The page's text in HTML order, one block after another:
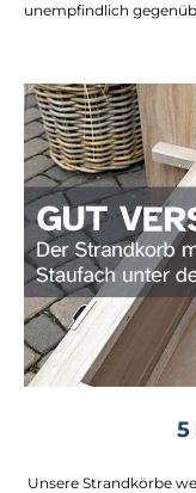
unempfindlich
5
Unsere Strandkörbe